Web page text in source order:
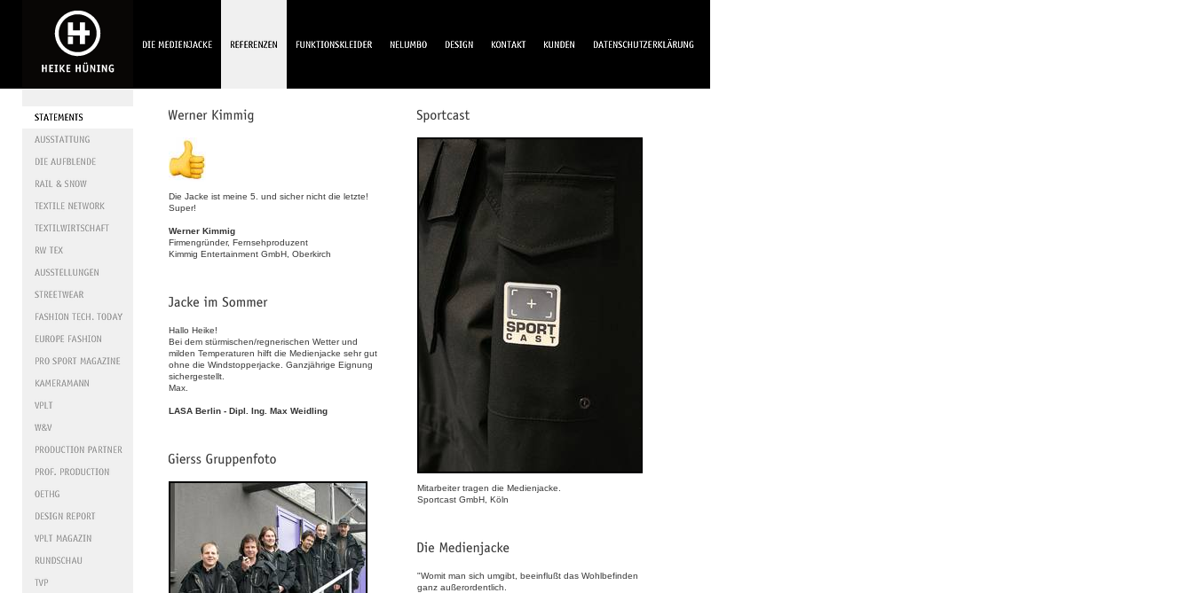
Die Jacke ist meine 5. und sicher nicht die letzte!
Super!
Werner Kimmig
Firmengründer, Fernsehproduzent
Kimmig Entertainment GmbH, Oberkirch
Hallo Heike!
Bei dem stürmischen/regnerischen Wetter und
milden Temperaturen hilft die Medienjacke sehr gut
ohne die Windstopperjacke. Ganzjährige Eignung
sichergestellt.
Max.
LASA Berlin - Dipl. Ing. Max Weidling
Mitarbeiter tragen die Medienjacke.
Sportcast GmbH, Köln
"Womit man sich umgibt, beeinflußt das Wohlbefinden
ganz außerordentlich.